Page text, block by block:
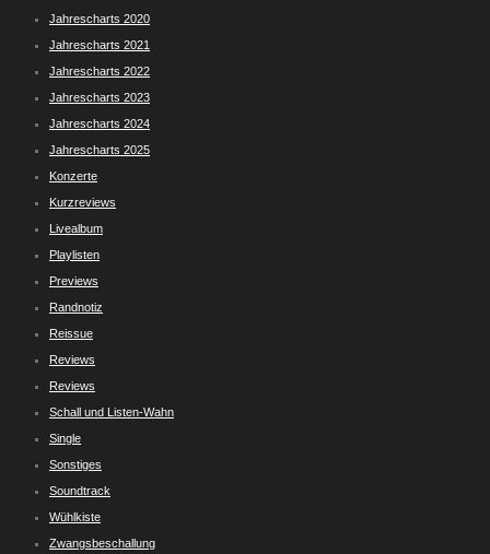
Jahrescharts 2020
Jahrescharts 2021
Jahrescharts 2022
Jahrescharts 2023
Jahrescharts 2024
Jahrescharts 2025
Konzerte
Kurzreviews
Livealbum
Playlisten
Previews
Randnotiz
Reissue
Reviews
Reviews
Schall und Listen-Wahn
Single
Sonstiges
Soundtrack
Wühlkiste
Zwangsbeschallung